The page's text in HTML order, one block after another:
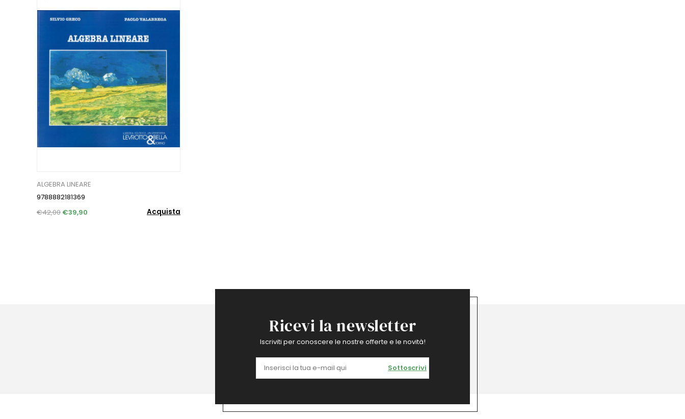
ALGEBRA LINEARE
9788882181369
€42,00 €39,90 Acquista
Ricevi la newsletter
Iscriviti per conoscere le nostre offerte e le novità!
Sottoscrivi